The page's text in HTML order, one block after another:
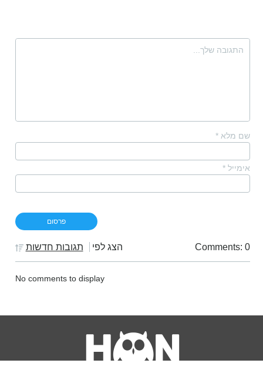
שם מלא *
אימייל *
Comments: 0 הצג לפי תגובות חדשות
No comments to display